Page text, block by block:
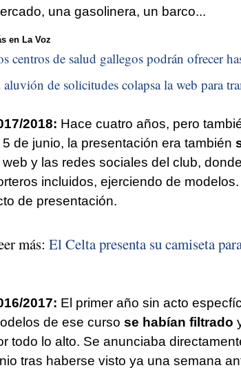
una gasolinera, un barco...
en La Voz
centros de salud gallegos podrán ofrecer
de solicitudes colapsa la web para
2018: Hace cuatro años, pero
5 de junio, la presentación era también
web y las redes sociales del club,
incluidos, ejerciendo de
de presentación.
más: El Celta presenta su camiseta
2017: El primer año sin acto
de ese curso se habían filtrado
todo lo alto. Se anunciaba
tras haberse visto ya una semana